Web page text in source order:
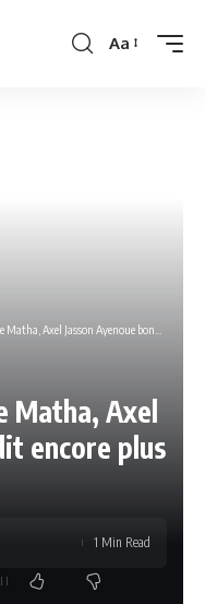
Font
Aa
Axel Jasson Ayenoue bondit encore plus haut.
Matha, Axel
encore plus
1 Min Read